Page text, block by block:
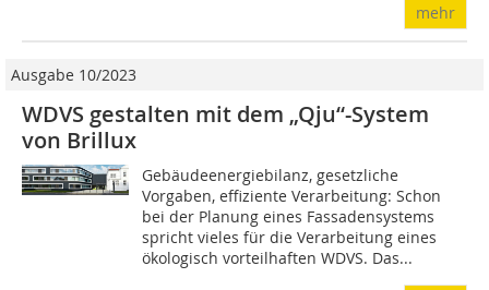
mehr
Ausgabe 10/2023
WDVS gestalten mit dem „Qju“-System
von Brillux
Gebäudeenergiebilanz, gesetzliche
Vorgaben, effiziente Verarbeitung: Schon
bei der Planung eines Fassadensystems
spricht vieles für die Verarbeitung eines
ökologisch vorteilhaften WDVS. Das...